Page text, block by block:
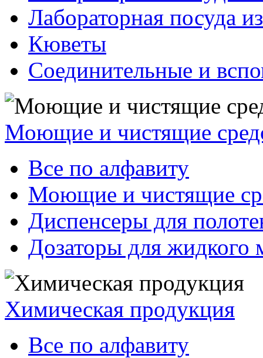
Лабораторная посуда
Кюветы
Соединительные и
Моющие и чистящие
Все по алфавиту
Моющие и чистящие
Диспенсеры для
Дозаторы для жидкого
Химическая продукция
Все по алфавиту